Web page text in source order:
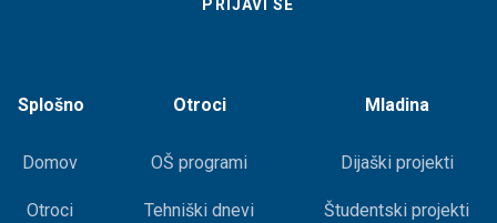
Splošno
Domov
Otroci
Otroci
OŠ programi
Tehniški dnevi
Mladina
Dijaški projekti
Študentski projekti